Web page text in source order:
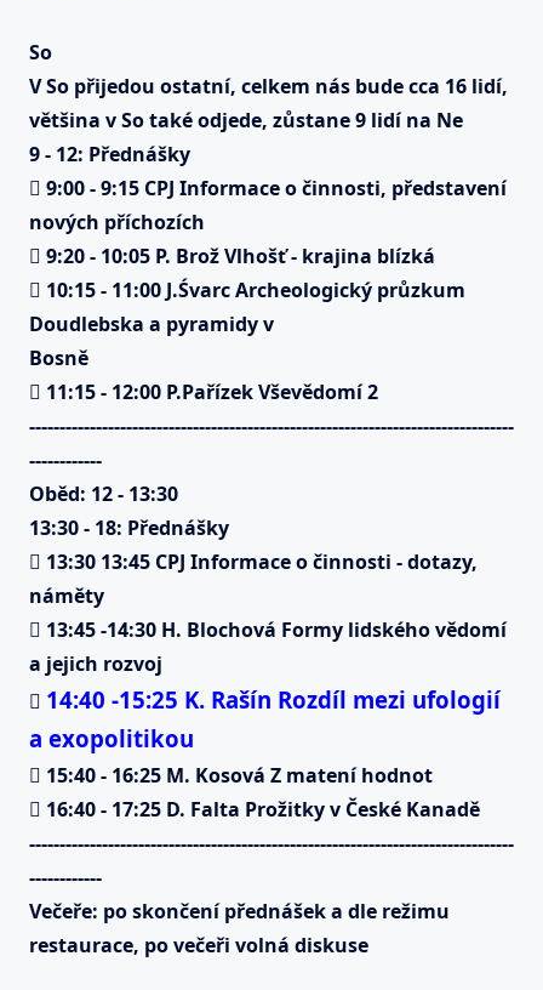
So
V So přijedou ostatní, celkem nás bude cca 16 lidí,
většina v So také odjede, zůstane 9 lidí na Ne
9- 12: Přednášky
 9:00-9:15 CPJ Informace o činnosti, představení
nových příchozích
 9:20- 10:05 P. BrožVlhošť- krajina blízká
 10:15- 11:00 J.ŚvarcArcheologický průzkum
Doudlebska a pyramidyv
Bosně
 11:15- 12:00 P.PařízekVševědomí2
--------------------------------------------------------------------------------
------------
Oběd: 12- 13:30
13:30- 18: Přednášky
 13:30 13:45 CPJ Informace o činnosti -dotazy,
náměty
 13:45-14:30 H. Blochová Formy lidského vědomí
a jejich rozvoj
 14:40 -15:25 K. Rašín Rozdíl mezi ufologií
a exopolitikou
 15:40- 16:25 M. Kosová Z matení hodnot
 16:40- 17:25 D. Falta Prožitky v České Kanadě
--------------------------------------------------------------------------------
------------
Večeře: po skončení přednášek a dle režimu
restaurace, po večeři volná diskuse